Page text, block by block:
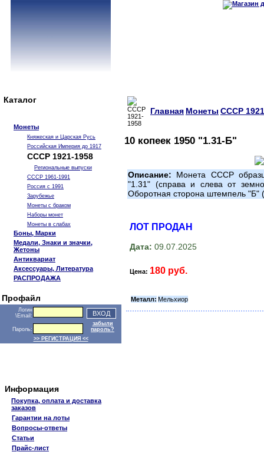
Каталог
Монеты
Княжеская и Царская Русь
Российская Империя до 1917
СССР 1921-1958
Региональные выпуски
СССР 1961-1991
Россия с 1991
Зарубежье
Монеты с браком
Наборы монет
Монеты в слабах
Боны, Марки
Медали, Знаки и значки,
Жетоны
Антиквариат
Аксессуары, Литература
РАСПРОДАЖА
Профайл
Логин
\Email:
Пароль:
забыли
пароль?
>> РЕГИСТРАЦИЯ <<
Информация
Покупка, оплата и доставка
заказов
Гарантии на лоты
Вопросы-ответы
Статьи
Прайс-лист
Главная Монеты СССР
10 копеек 1950 "1.31-Б"
Описание: Монета СССР
"1.31" (справа и слева от
Оборотная сторона штемпель "Б"
ЛОТ ПРОДАН
Дата: 09.07.2025
Цена: 180 руб.
Металл: Мельхиор